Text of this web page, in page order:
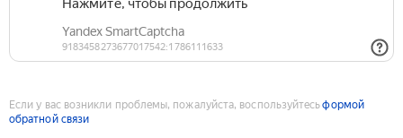
Если у вас возникли проблемы, пожалуйста, воспользуйтесьформой
обратной связи